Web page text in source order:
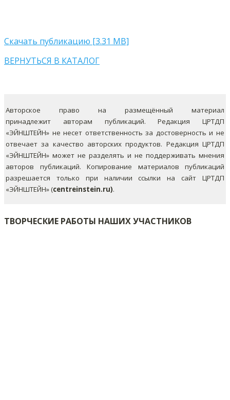
Скачать публикацию [3.31 MB]
ВЕРНУТЬСЯ В КАТАЛОГ
Авторское право на размещённый материал
принадлежит авторам публикаций. Редакция ЦРТДП
«ЭЙНШТЕЙН» не несет ответственность за достоверность и не
отвечает за качество авторских продуктов. Редакция ЦРТДП
«ЭЙНШТЕЙН» может не разделять и не поддерживать мнения
авторов публикаций. Копирование материалов публикаций
разрешается только при наличии ссылки на сайт ЦРТДП
«ЭЙНШТЕЙН» (centreinstein.ru).
ТВОРЧЕСКИЕ РАБОТЫ НАШИХ УЧАСТНИКОВ